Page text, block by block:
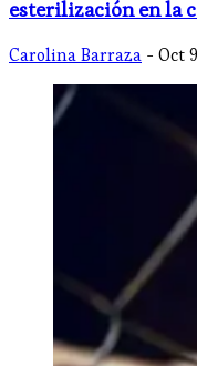
esterilización en la
Carolina Barraza - Oct